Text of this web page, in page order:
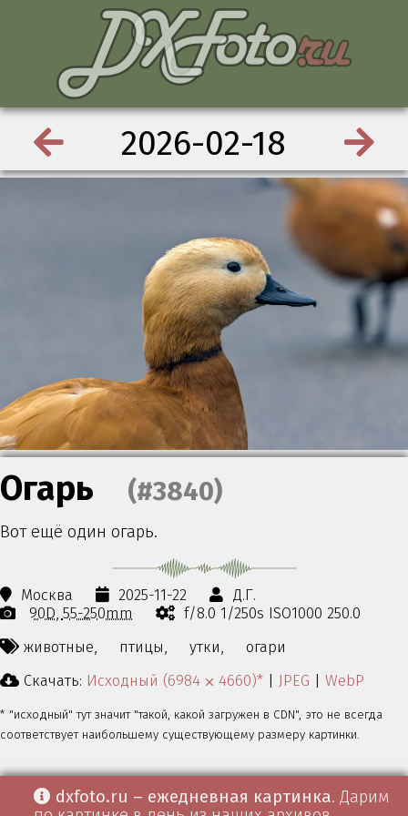
2026-02-18
Огарь (#3840)
Вот ещё один огарь.
Москва 2025-11-22
Д.Г.
90D 55-250mm
f/8.0 1/250s ISO1000 250.0
животные,
птицы, утки,
огари
Скачать: Исходный (6984 ⨉ 4660)* | JPEG | WebP
* "исходный" тут значит "такой, какой загружен в CDN", это не всегда
соответствует наибольшему существующему размеру картинки.
dxfoto.ru – ежедневная картинка. Дарим